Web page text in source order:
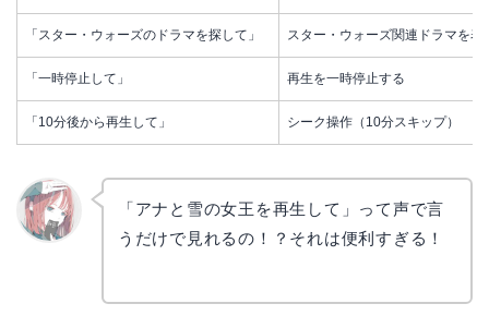
「スター・ウォーズのドラマを探して」 スター・ウォーズ関連ドラマを表
「一時停止して」 再生を一時停止する
「10分後から再生して」 シーク操作（10分スキップ）
「アナと雪の女王を再生して」って声で言
うだけで見れるの！？それは便利すぎる！